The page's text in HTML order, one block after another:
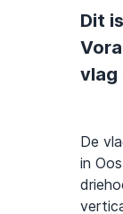
Dit
vlag
De
in